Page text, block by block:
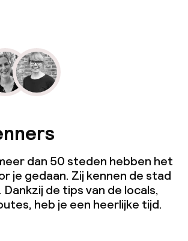
dan 50 steden hebben het
je gedaan. Zij kennen de stad
de tips van de locals,
heb je een heerlijke tijd.